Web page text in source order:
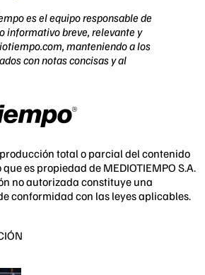
es el equipo responsable de
informativo breve, relevante y
manteniendo a los
con notas concisas y al
total o parcial del contenido
es propiedad de MEDIOTIEMPO S.A.
no autorizada constituye una
conformidad con las leyes aplicables.